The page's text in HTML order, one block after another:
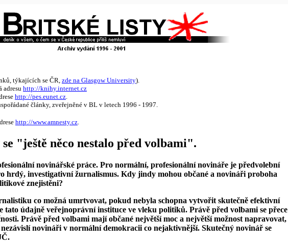
týkajících se ČR, zde na Glasgow University).
adresu http://knihy.internet.cz
http://pes.eunet.cz.
články, zveřejněné v BL v letech 1996 - 1997.
http://www.amnesty.cz.
"ještě něco nestalo před volbami".
novinářské práce. Pro normální, profesionální novináře je předvolební
hrdý, investigativní žurnalismus. Kdy jindy mohou občané a novináři proboha
znejistěni?
co možná umrtvovat, pokud nebyla schopna vytvořit skutečně efektivní
tato údajně veřejnoprávní instituce ve vleku politiků. Právě před volbami se přece
Právě před volbami mají občané největší moc a největší možnost napravovat,
novináři v normální demokracii co nejaktivnější. Skutečný novinář se